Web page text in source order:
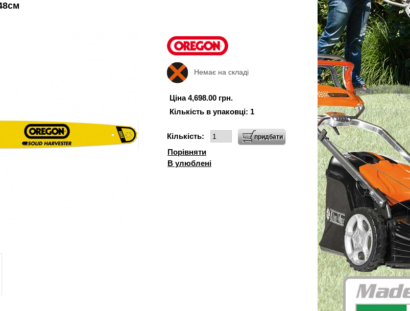
Немає на складі
Ціна 4,698.00 грн.
Кількість в упаковці: 1
Кількість:
Порівняти
В улюблені